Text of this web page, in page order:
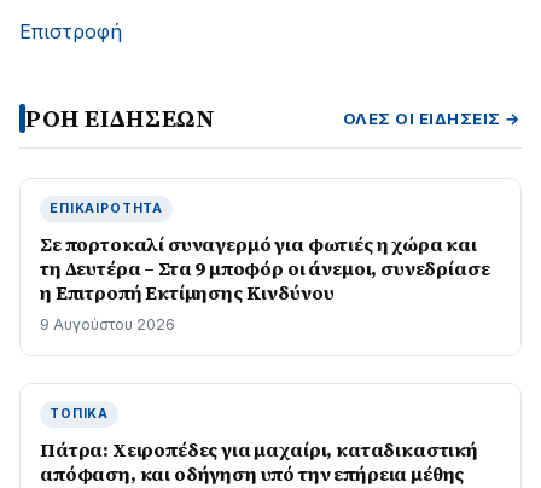
Επιστροφή
ΡΟΗ ΕΙΔΗΣΕΩΝ ΌΛΕΣ ΟΙ ΕΙΔΉΣΕΙΣ →
ΕΠΙΚΑΙΡΌΤΗΤΑ
Σε πορτοκαλί συναγερμό για φωτιές η χώρα και
τη Δευτέρα – Στα 9 μποφόρ οι άνεμοι, συνεδρίασε
η Επιτροπή Εκτίμησης Κινδύνου
9 Αυγούστου 2026
ΤΟΠΙΚΆ
Πάτρα: Χειροπέδες για μαχαίρι, καταδικαστική
απόφαση, και οδήγηση υπό την επήρεια μέθης